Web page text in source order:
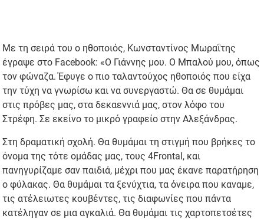
Με τη σειρά του ο ηθοποιός, Κωνσταντίνος Μωραΐτης
έγραψε στο Facebook: «Ο Γιάννης μου. Ο Μπαλού μου, όπως
τον φώναζα. Έφυγε ο πιο ταλαντούχος ηθοποιός που είχα
την τύχη να γνωρίσω και να συνεργαστώ. Θα σε θυμάμαι
στις πρόβες μας, στα δεκαεννιά μας, στον λόφο του
Στρέφη. Σε εκείνο το μικρό γραφείο στην Αλεξάνδρας.
Στη δραματική σχολή. Θα θυμάμαι τη στιγμή που βρήκες το
όνομα της τότε ομάδας μας, τους 4Frontal, και
πανηγυρίζαμε σαν παιδιά, μέχρι που μας έκανε παρατήρηση
ο φύλακας. Θα θυμάμαι τα ξενύχτια, τα όνειρα που καναμε,
τις ατέλειωτες κουβέντες, τις διαφωνίες που πάντα
κατέληγαν σε μια αγκαλιά. Θα θυμάμαι τις χαρτοπετσέτες